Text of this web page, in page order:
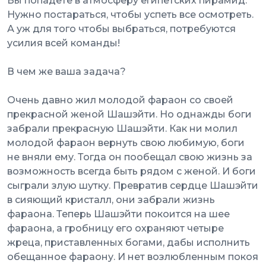
Нужно постараться, чтобы успеть все осмотреть.
А уж для того чтобы выбраться, потребуются
усилия всей команды!
В чем же ваша задача?
Очень давно жил молодой фараон со своей
прекрасной женой Шашэйти. Но однажды боги
забрали прекрасную Шашэйти. Как ни молил
молодой фараон вернуть свою любимую, боги
не вняли ему. Тогда он пообещал свою жизнь за
возможность всегда быть рядом с женой. И боги
сыграли злую шутку. Превратив сердце Шашэйти
в сияющий кристалл, они забрали жизнь
фараона. Теперь Шашэйти покоится на шее
фараона, а гробницу его охраняют четыре
жреца, приставленных богами, дабы исполнить
обещанное фараону. И нет возлюбленным покоя